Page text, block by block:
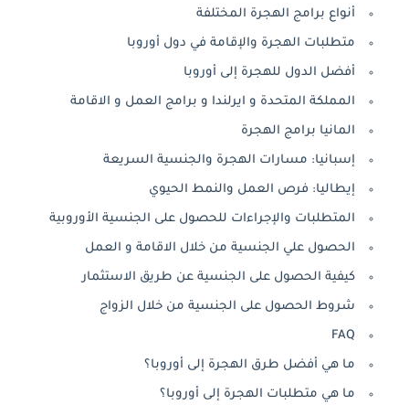
أنواع برامج الهجرة المختلفة
متطلبات الهجرة والإقامة في دول أوروبا
أفضل الدول للهجرة إلى أوروبا
المملكة المتحدة و ايرلندا و برامج العمل و الاقامة
المانيا برامج الهجرة
إسبانيا: مسارات الهجرة والجنسية السريعة
إيطاليا: فرص العمل والنمط الحيوي
المتطلبات والإجراءات للحصول على الجنسية الأوروبية
الحصول علي الجنسية من خلال الاقامة و العمل
كيفية الحصول على الجنسية عن طريق الاستثمار
شروط الحصول على الجنسية من خلال الزواج
FAQ
ما هي أفضل طرق الهجرة إلى أوروبا؟
ما هي متطلبات الهجرة إلى أوروبا؟